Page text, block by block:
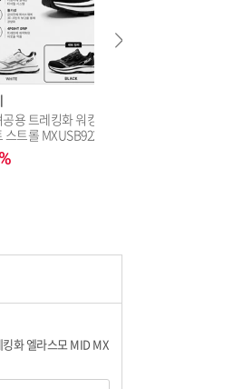
101,850
101,850
용 트레킹화 워킹화 썬더라
스트롤 MXUSB922_KJ
화 엘라스모 MID MX